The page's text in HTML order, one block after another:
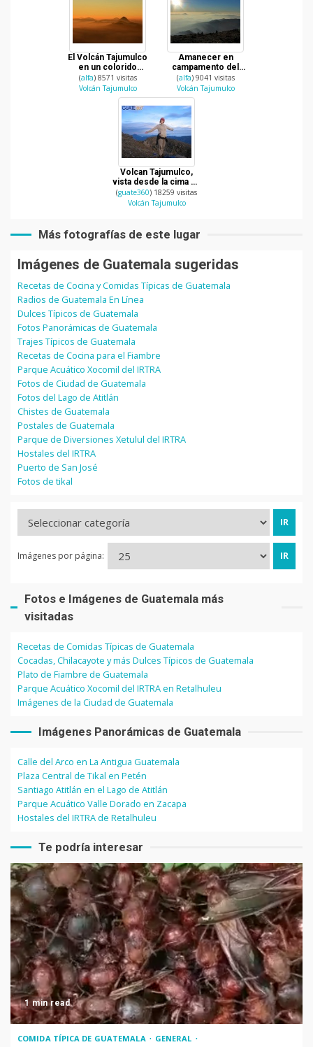
El Volcán Tajumulco
en un colorido
amanecer
(alfa) 8571 visitas
Volcán Tajumulco
Amanecer en
campamento del
Volcán Tajumulco
(alfa) 9041 visitas
Volcán Tajumulco
Volcan Tajumulco,
vista desde la cima en
San Marcos
(guate360) 18259 visitas
Volcán Tajumulco
Más fotografías de este lugar
Imágenes de Guatemala sugeridas
Recetas de Cocina y Comidas Típicas de Guatemala
Radios de Guatemala En Línea
Dulces Típicos de Guatemala
Fotos Panorámicas de Guatemala
Trajes Típicos de Guatemala
Recetas de Cocina para el Fiambre
Parque Acuático Xocomil del IRTRA
Fotos de Ciudad de Guatemala
Fotos del Lago de Atitlán
Chistes de Guatemala
Postales de Guatemala
Parque de Diversiones Xetulul del IRTRA
Hostales del IRTRA
Puerto de San José
Fotos de tikal
Imágenes por página:
Fotos e Imágenes de Guatemala más
visitadas
Recetas de Comidas Típicas de Guatemala
Cocadas, Chilacayote y más Dulces Típicos de Guatemala
Plato de Fiambre de Guatemala
Parque Acuático Xocomil del IRTRA en Retalhuleu
Imágenes de la Ciudad de Guatemala
Imágenes Panorámicas de Guatemala
Calle del Arco en La Antigua Guatemala
Plaza Central de Tikal en Petén
Santiago Atitlán en el Lago de Atitlán
Parque Acuático Valle Dorado en Zacapa
Hostales del IRTRA de Retalhuleu
Te podría interesar
1 min read
COMIDA TÍPICA DE GUATEMALA
GENERAL